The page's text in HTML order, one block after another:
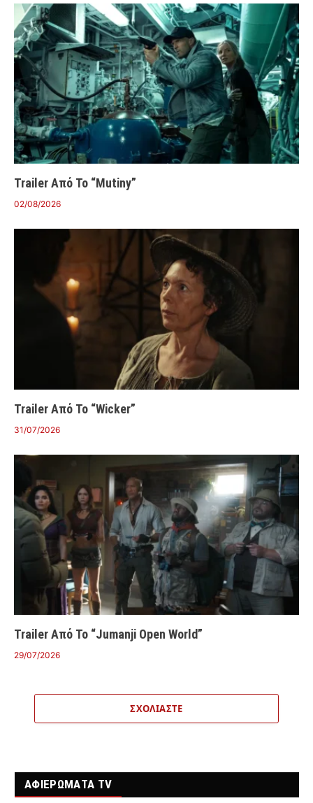
Trailer Από Το “Mutiny”
02/08/2026
Trailer Από Το “Wicker”
31/07/2026
Trailer Από Το “Jumanji Open World”
29/07/2026
ΣΧΟΛΙΆΣΤΕ
ΑΦΙΕΡΩΜΑΤΑ TV